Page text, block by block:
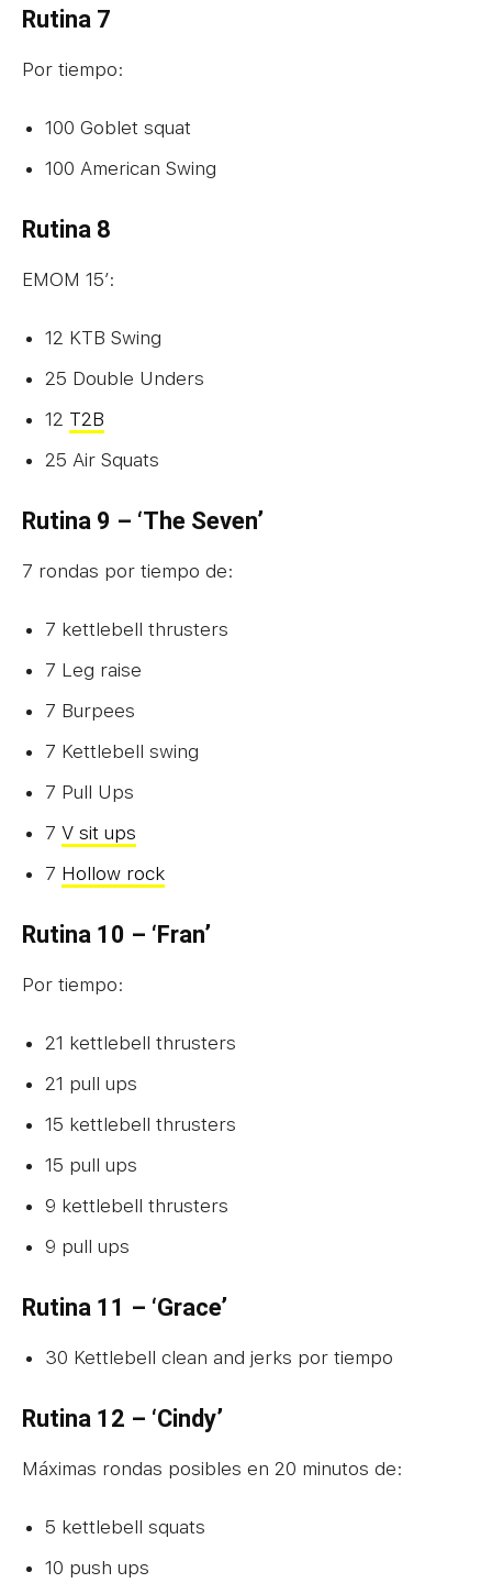
Rutina 7
Por tiempo:
100 Goblet squat
100 American Swing
Rutina 8
EMOM 15’:
12 KTB Swing
25 Double Unders
12 T2B
25 Air Squats
Rutina 9 – ‘The Seven’
7 rondas por tiempo de:
7 kettlebell thrusters
7 Leg raise
7 Burpees
7 Kettlebell swing
7 Pull Ups
7 V sit ups
7 Hollow rock
Rutina 10 – ‘Fran’
Por tiempo:
21 kettlebell thrusters
21 pull ups
15 kettlebell thrusters
15 pull ups
9 kettlebell thrusters
9 pull ups
Rutina 11 – ‘Grace’
30 Kettlebell clean and jerks por tiempo
Rutina 12 – ‘Cindy’
Máximas rondas posibles en 20 minutos de:
5 kettlebell squats
10 push ups